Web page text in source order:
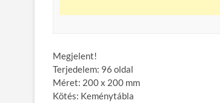
Megjelent!
Terjedelem: 96 oldal
Méret: 200 x 200 mm
Kötés: Keménytábla